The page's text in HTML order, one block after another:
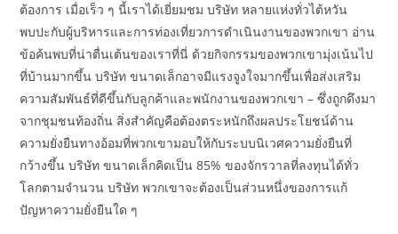
ต้องการ เมื่อเร็ว ๆ นี้เราได้เยี่ยมชม บริษัท หลายแห่งทั่วไต้หวัน
พบปะกับผู้บริหารและการท่องเที่ยวการดำเนินงานของพวกเขา อ่าน
ข้อค้นพบที่น่าตื่นเต้นของเราที่นี่ ด้วยกิจกรรมของพวกเขามุ่งเน้นไป
ที่บ้านมากขึ้น บริษัท ขนาดเล็กอาจมีแรงจูงใจมากขึ้นเพื่อส่งเสริม
ความสัมพันธ์ที่ดีขึ้นกับลูกค้าและพนักงานของพวกเขา – ซึ่งถูกดึงมา
จากชุมชนท้องถิ่น สิ่งสำคัญคือต้องตระหนักถึงผลประโยชน์ด้าน
ความยั่งยืนทางอ้อมที่พวกเขามอบให้กับระบบนิเวศความยั่งยืนที่
กว้างขึ้น บริษัท ขนาดเล็กคิดเป็น 85% ของจักรวาลที่ลงทุนได้ทั่ว
โลกตามจำนวน บริษัท พวกเขาจะต้องเป็นส่วนหนึ่งของการแก้
ปัญหาความยั่งยืนใด ๆ